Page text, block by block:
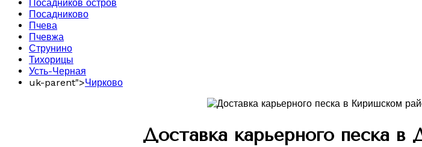
Посадников остров
Посадниково
Пчева
Пчевжа
Струнино
Тихорицы
Усть-Черная
uk-parent">Чирково
Доставка карьерного песка